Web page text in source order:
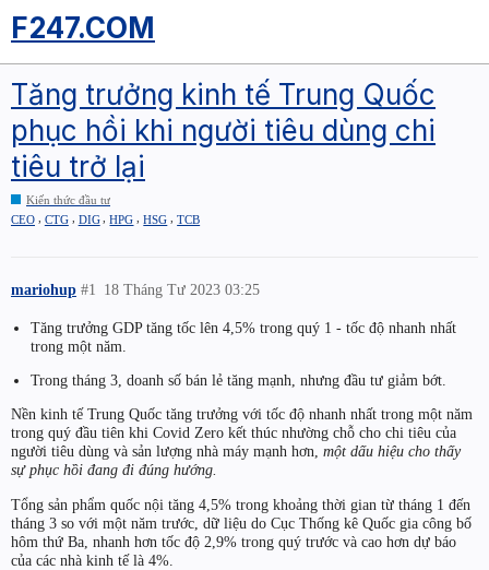
F247.COM
Tăng trưởng kinh tế Trung Quốc
phục hồi khi người tiêu dùng chi
tiêu trở lại
Kiến thức đầu tư
CEO
CTG DIG ,HPG ,HSG ,TCB
mariohup 18 Tháng Tư 2023 03:25
#1
Tăng trưởng GDP tăng tốc lên 4,5% trong quý 1 - tốc độ nhanh nhất
trong một năm.
Trong tháng 3, doanh số bán lẻ tăng mạnh, nhưng đầu tư giảm bớt.
Nền kinh tế Trung Quốc tăng trưởng với tốc độ nhanh nhất trong một năm
trong quý đầu tiên khi Covid Zero kết thúc nhường chỗ cho chi tiêu của
người tiêu dùng và sản lượng nhà máy mạnh hơn, một dấu hiệu cho thấy
sự phục hồi đang đi đúng hướng.
Tổng sản phẩm quốc nội tăng 4,5% trong khoảng thời gian từ tháng 1 đến
tháng 3 so với một năm trước, dữ liệu do Cục Thống kê Quốc gia công bố
hôm thứ Ba, nhanh hơn tốc độ 2,9% trong quý trước và cao hơn dự báo
của các nhà kinh tế là 4%.